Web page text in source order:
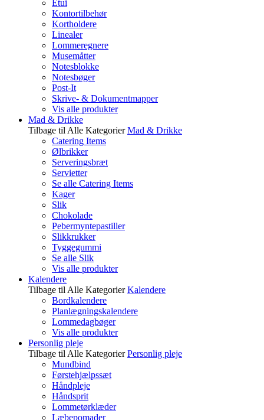
Etui
Kontortilbehør
Kortholdere
Linealer
Lommeregnere
Musemåtter
Notesblokke
Notesbøger
Post-It
Skrive- & Dokumentmapper
Vis alle produkter
Mad & Drikke
Tilbage til Alle Kategorier Mad & Drikke
Catering Items
Ølbrikker
Serveringsbræt
Servietter
Se alle Catering Items
Kager
Slik
Chokolade
Pebermyntepastiller
Slikkrukker
Tyggegummi
Se alle Slik
Vis alle produkter
Kalendere
Tilbage til Alle Kategorier Kalendere
Bordkalendere
Planlægningskalendere
Lommedagbøger
Vis alle produkter
Personlig pleje
Tilbage til Alle Kategorier Personlig pleje
Mundbind
Førstehjælpssæt
Håndpleje
Håndsprit
Lommetørklæder
Læbepomader